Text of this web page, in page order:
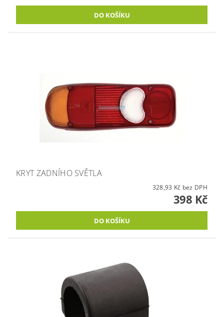
KRYT ZADNÍHO SVĚTLA
328,93 Kč bez DPH
398 Kč